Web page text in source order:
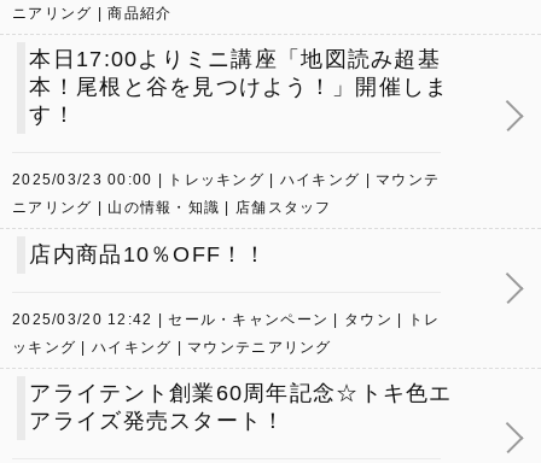
ニアリング
商品紹介
本日17:00よりミニ講座「地図読み超基
本！尾根と谷を見つけよう！」開催しま
す！
2025/03/23 00:00 トレッキング ハイキング
マウンテ
ニアリング
山の情報・知識 店舗スタッフ
店内商品10％OFF！！
2025/03/20 12:42 セール・キャンペーン タウン
トレ
ッキング
ハイキング マウンテニアリング
アライテント創業60周年記念☆トキ色エ
アライズ発売スタート！